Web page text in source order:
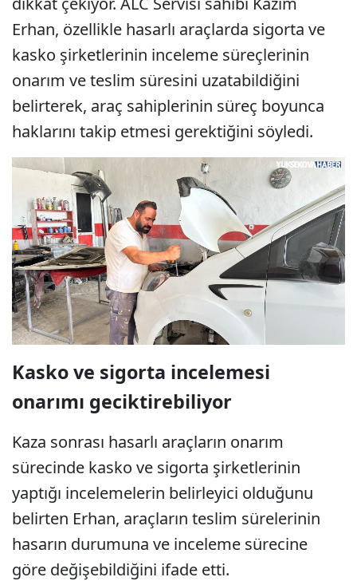
Erhan, özellikle hasarlı araçlarda sigorta ve
kasko şirketlerinin inceleme süreçlerinin
onarım ve teslim süresini uzatabildiğini
belirterek, araç sahiplerinin süreç boyunca
haklarını takip etmesi gerektiğini söyledi.
Kasko ve sigorta incelemesi
onarımı geciktirebiliyor
Kaza sonrası hasarlı araçların onarım
sürecinde kasko ve sigorta şirketlerinin
yaptığı incelemelerin belirleyici olduğunu
belirten Erhan, araçların teslim sürelerinin
hasarın durumuna ve inceleme sürecine
göre değişebildiğini ifade etti.